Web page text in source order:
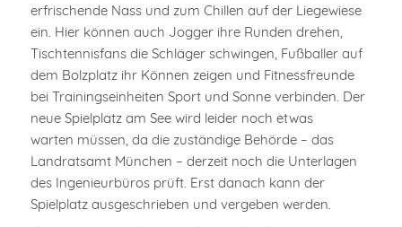
erfrischende Nass und zum Chillen auf der Liegewiese
ein. Hier können auch Jogger ihre Runden drehen,
Tischtennisfans die Schläger schwingen, Fußballer auf
dem Bolzplatz ihr Können zeigen und Fitnessfreunde
bei Trainingseinheiten Sport und Sonne verbinden. Der
neue Spielplatz am See wird leider noch etwas
warten müssen, da die zuständige Behörde – das
Landratsamt München – derzeit noch die Unterlagen
des Ingenieurbüros prüft. Erst danach kann der
Spielplatz ausgeschrieben und vergeben werden.